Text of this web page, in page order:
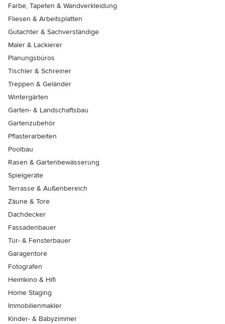
Farbe, Tapeten & Wandverkleidung
Fliesen & Arbeitsplatten
Gutachter & Sachverständige
Maler & Lackierer
Planungsbüros
Tischler & Schreiner
Treppen & Geländer
Wintergärten
Garten- & Landschaftsbau
Gartenzubehör
Pflasterarbeiten
Poolbau
Rasen & Gartenbewässerung
Spielgeräte
Terrasse & Außenbereich
Zäune & Tore
Dachdecker
Fassadenbauer
Tür- & Fensterbauer
Garagentore
Fotografen
Heimkino & Hifi
Home Staging
Immobilienmakler
Kinder- & Babyzimmer